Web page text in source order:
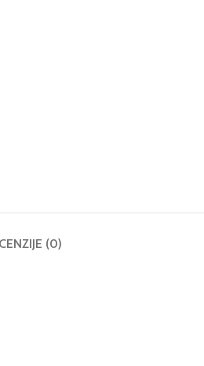
(0)